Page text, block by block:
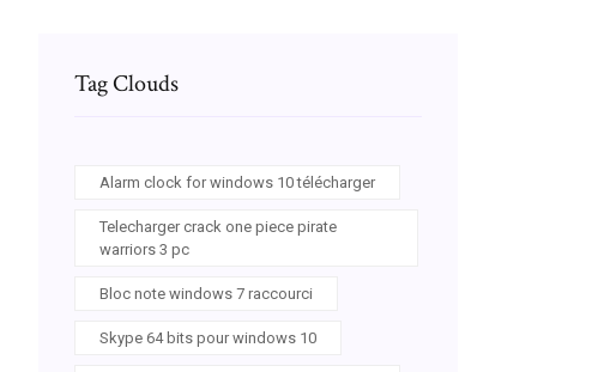
Tag Clouds
Alarm clock for windows 10 télécharger
Telecharger crack one piece pirate
warriors 3 pc
Bloc note windows 7 raccourci
Skype 64 bits pour windows 10